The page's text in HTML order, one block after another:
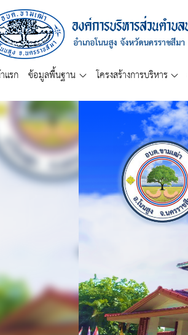
แรก ข้อมูลพื้นฐาน โครงสร้างการบริหาร